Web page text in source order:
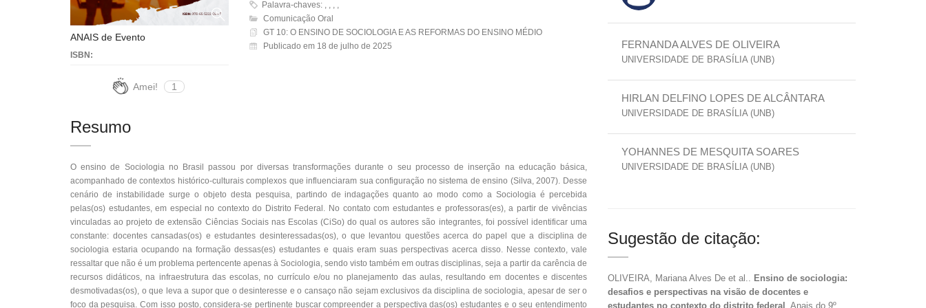
ANAIS de Evento
ISBN:
Amei! 1
Palavra-chaves: , , , ,
Comunicação Oral
GT 10: O ENSINO DE SOCIOLOGIA E AS REFORMAS DO ENSINO MÉDIO
Publicado em 18 de julho de 2025
Resumo
O ensino de Sociologia no Brasil passou por diversas transformações durante o seu processo de inserção na educação básica,
acompanhado de contextos histórico-culturais complexos que influenciaram sua configuração no sistema de ensino (Silva, 2007). Desse
cenário de instabilidade surge o objeto desta pesquisa, partindo de indagações quanto ao modo como a Sociologia é percebida
pelas(os) estudantes, em especial no contexto do Distrito Federal. No contato com estudantes e professoras(es), a partir de vivências
vinculadas ao projeto de extensão Ciências Sociais nas Escolas (CiSo) do qual os autores são integrantes, foi possível identificar uma
constante: docentes cansadas(os) e estudantes desinteressadas(os), o que levantou questões acerca do papel que a disciplina de
sociologia estaria ocupando na formação dessas(es) estudantes e quais eram suas perspectivas acerca disso. Nesse contexto, vale
ressaltar que não é um problema pertencente apenas à Sociologia, sendo visto também em outras disciplinas, seja a partir da carência de
recursos didáticos, na infraestrutura das escolas, no currículo e/ou no planejamento das aulas, resultando em docentes e discentes
desmotivadas(os), o que leva a supor que o desinteresse e o cansaço não sejam exclusivos da disciplina de sociologia, apesar de ser o
foco da pesquisa. Com isso posto, considera-se pertinente buscar compreender a perspectiva das(os) estudantes e o seu entendimento
FERNANDA ALVES DE OLIVEIRA
UNIVERSIDADE DE BRASÍLIA (UNB)
HIRLAN DELFINO LOPES DE ALCÂNTARA
UNIVERSIDADE DE BRASÍLIA (UNB)
YOHANNES DE MESQUITA SOARES
UNIVERSIDADE DE BRASÍLIA (UNB)
Sugestão de citação:
OLIVEIRA, Mariana Alves De et al.. Ensino de sociologia:
desafios e perspectivas na visão de docentes e
estudantes no contexto do distrito federal
. Anais do 9º